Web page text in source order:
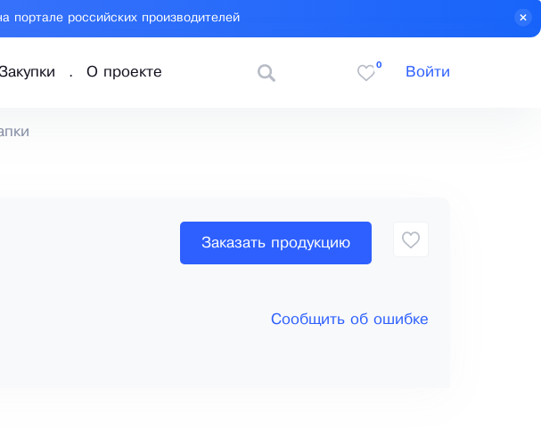
портале российских производителей
О проекте
0
Войти
Заказать продукцию
Сообщить об ошибке